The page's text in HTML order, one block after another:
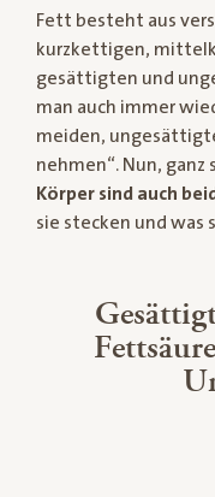
Fett besteht aus
kurzkettigen,
gesättigten und
man auch immer
meiden,
nehmen“. Nun,
Körper sind auch
sie stecken und was